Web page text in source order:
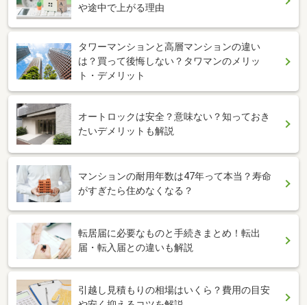
や途中で上がる理由
タワーマンションと高層マンションの違い
は？買って後悔しない？タワマンのメリッ
ト・デメリット
オートロックは安全？意味ない？知っておき
たいデメリットも解説
マンションの耐用年数は47年って本当？寿命
がすぎたら住めなくなる？
転居届に必要なものと手続きまとめ！転出
届・転入届との違いも解説
引越し見積もりの相場はいくら？費用の目安